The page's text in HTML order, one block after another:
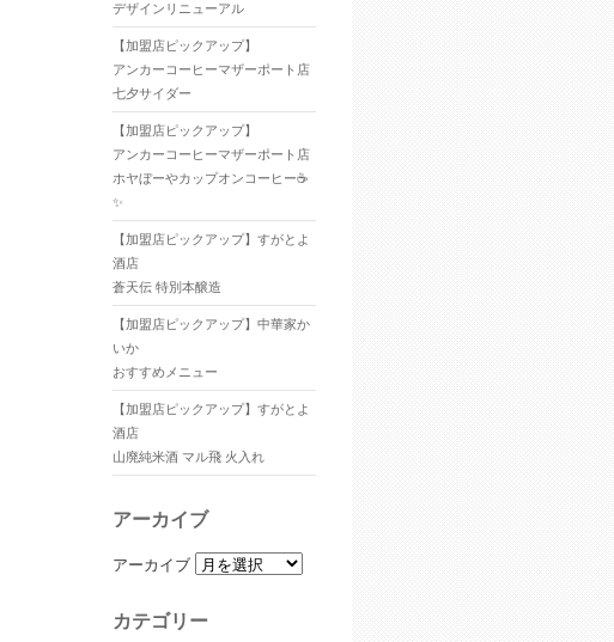
デザインリニューアル
【加盟店ピックアップ】
アンカーコーヒーマザーポート店
七夕サイダー
【加盟店ピックアップ】
アンカーコーヒーマザーポート店
ホヤぼーやカップオンコーヒー☕
✨
【加盟店ピックアップ】すがとよ
酒店
蒼天伝 特別本醸造
【加盟店ピックアップ】中華家か
いか
おすすめメニュー
【加盟店ピックアップ】すがとよ
酒店
山廃純米酒 マル飛 火入れ
アーカイブ
アーカイブ
カテゴリー